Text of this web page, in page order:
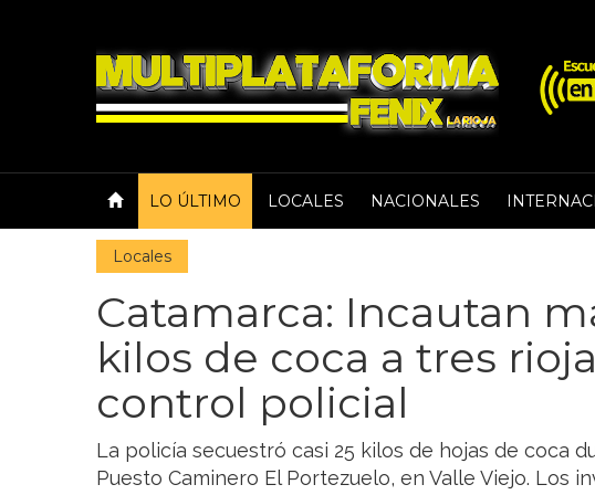
LO ÚLTIMO LOCALES NACIONALES
Locales
Catamarca: Incautan
kilos de coca a tres
control policial
La policía secuestró casi 25 kilos de hojas de coca
Puesto Caminero El Portezuelo, en Valle Viejo. Los